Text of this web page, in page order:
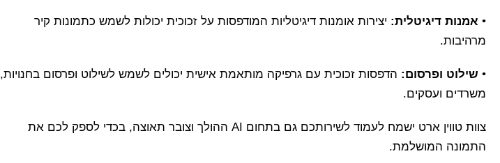
• אמנות דיגיטלית: יצירות אומנות דיגיטליות המודפסות על זכוכית יכולות לשמש כתמונות קיר
מרהיבות.
• שילוט ופרסום: הדפסות זכוכית עם גרפיקה מותאמת אישית יכולים לשמש לשילוט ופרסום בחנויות,
משרדים ועסקים.
צוות טווין ארט ישמח לעמוד לשירותכם גם בתחום AI ההולך וצובר תאוצה, בכדי לספק לכם את
התמונה המושלמת.